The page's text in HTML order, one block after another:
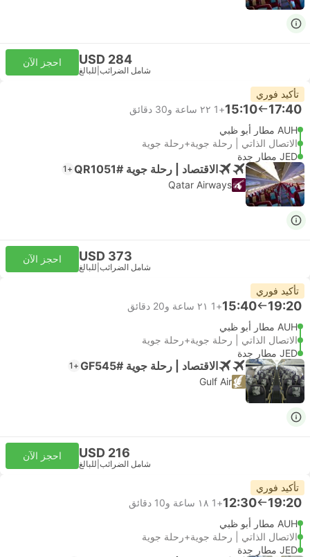
USD 284
شامل الضرائب للبالغ
احجز الآن
تأكيد فوري
17:40
15:10
+1
٢٢ ساعة و‫30 دقائق
AUH مطار أبو ظبي
الاتصال الذاتي | رحلة جوية+رحلة جوية
JED مطار جدة
الاقتصاد | رحلة جوية #QR1051 +1
Qatar Airways
USD 373
شامل الضرائب للبالغ
احجز الآن
تأكيد فوري
19:20
15:40
+1
٢١ ساعة و‫20 دقائق
AUH مطار أبو ظبي
الاتصال الذاتي | رحلة جوية+رحلة جوية
JED مطار جدة
الاقتصاد | رحلة جوية #GF545 +1
Gulf Air
USD 216
شامل الضرائب للبالغ
احجز الآن
تأكيد فوري
19:20
12:30
+1
١٨ ساعة و‫10 دقائق
AUH مطار أبو ظبي
الاتصال الذاتي | رحلة جوية+رحلة جوية
JED مطار جدة